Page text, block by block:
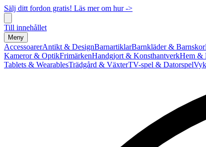
Sälj ditt fordon gratis! Läs mer om hur ->
Till innehållet
Meny
AccessoarerAntikt & DesignBarnartiklarBarnkläder & Barnskor
Kameror & OptikFrimärkenHandgjort & KonsthantverkHem &
Tablets & WearablesTrädgård & VäxterTV-spel & Datorspel